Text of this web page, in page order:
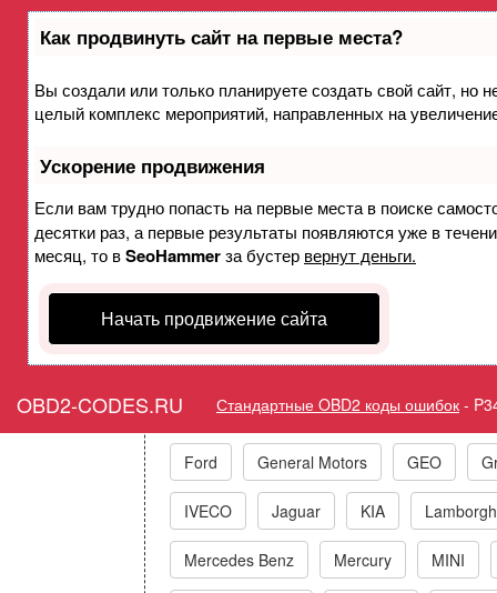
Как продвинуть сайт на первые места?
Вы создали или только планируете создать свой сайт, но
целый комплекс мероприятий, направленных на
Ускорение продвижения
Если вам трудно попасть на первые места в поиске
десятки раз, а первые результаты появляются уже в
месяц, то вSeoHammerза бустер вернут деньги.
Начать продвижение сайта
OBD2-CODES.RU Стандартные OBD2 коды ошибок -
Ошибка P3401
Горит ошибка
Deactivation/
Коды ошибок
Acura Alfa Romeo Audi/VW/
Ford General Motors GEO
IVECO Jaguar KIA
Mercedes Benz Mercury MINI